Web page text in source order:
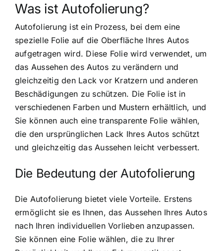
Was ist Autofolierung?
Autofolierung ist ein Prozess, bei dem eine
spezielle Folie auf die Oberfläche Ihres Autos
aufgetragen wird. Diese Folie wird verwendet, um
das Aussehen des Autos zu verändern und
gleichzeitig den Lack vor Kratzern und anderen
Beschädigungen zu schützen. Die Folie ist in
verschiedenen Farben und Mustern erhältlich, und
Sie können auch eine transparente Folie wählen,
die den ursprünglichen Lack Ihres Autos schützt
und gleichzeitig das Aussehen leicht verbessert.
Die Bedeutung der Autofolierung
Die Autofolierung bietet viele Vorteile. Erstens
ermöglicht sie es Ihnen, das Aussehen Ihres Autos
nach Ihren individuellen Vorlieben anzupassen.
Sie können eine Folie wählen, die zu Ihrer